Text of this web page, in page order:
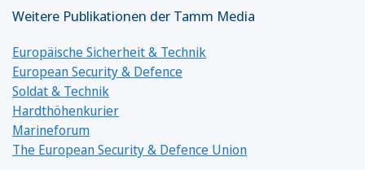
Weitere Publikationen der Tamm Media
Europäische Sicherheit & Technik
European Security & Defence
Soldat & Technik
Hardthöhenkurier
Marineforum
The European Security & Defence Union